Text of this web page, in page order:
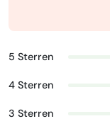
5 Sterren
4 Sterren
3 Sterren